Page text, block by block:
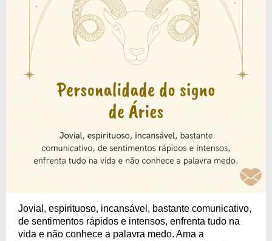
Jovial, espirituoso, incansável, bastante comunicativo,
de sentimentos rápidos e intensos, enfrenta tudo na
vida e não conhece a palavra medo. Ama a